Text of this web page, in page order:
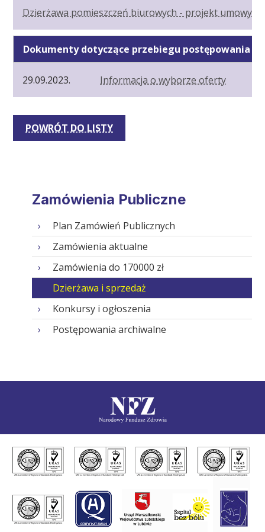
Dzierżawa pomieszczeń biurowych - projekt umowy
Dokumenty dotyczące przebiegu postępowania
29.09.2023. Informacja o wyborze oferty
POWRÓT DO LISTY
Zamówienia Publiczne
Plan Zamówień Publicznych
Zamówienia aktualne
Zamówienia do 170000 zł
Dzierżawa i sprzedaż
Konkursy i ogłoszenia
Postępowania archiwalne